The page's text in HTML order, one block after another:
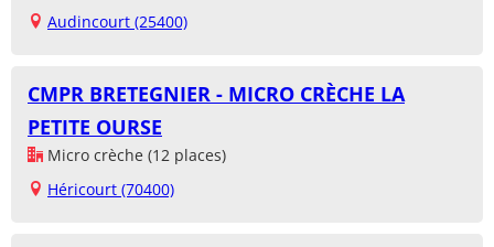
Audincourt (25400)
CMPR BRETEGNIER - MICRO CRÈCHE LA
PETITE OURSE
Micro crèche (12 places)
Héricourt (70400)